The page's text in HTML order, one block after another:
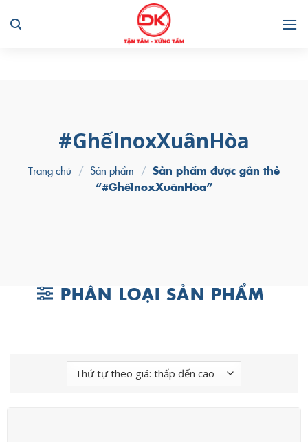
to
#GhếInoxXuânHòa
Trang chủ / Sản phẩm / Sản phẩm được gắn thẻ
“#GhếInoxXuânHòa”
PHÂN LOẠI SẢN PHẨM